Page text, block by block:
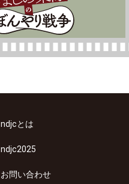
ndjcとは
ndjc2025
お問い合わせ